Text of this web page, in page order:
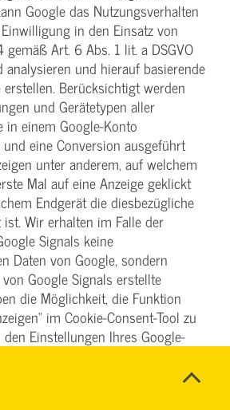
Google das Nutzungsverhalten
in den Einsatz von
Art. 6 Abs. 1 lit. a DSGVO
analysieren und hierauf basierende
Berücksichtigt werden
und Gerätetypen aller
in einem Google-Konto
eine Conversion ausgeführt
unter anderem, auf welchem
Mal auf eine Anzeige geklickt
Endgerät die diesbezügliche
Wir erhalten im Falle der
Signals keine
Daten von Google, sondern
Google Signals erstellte
die Möglichkeit, die Funktion
im Cookie-Consent-Tool zu
Einstellungen Ihres Google-
Analyse im Zusammenhang mit